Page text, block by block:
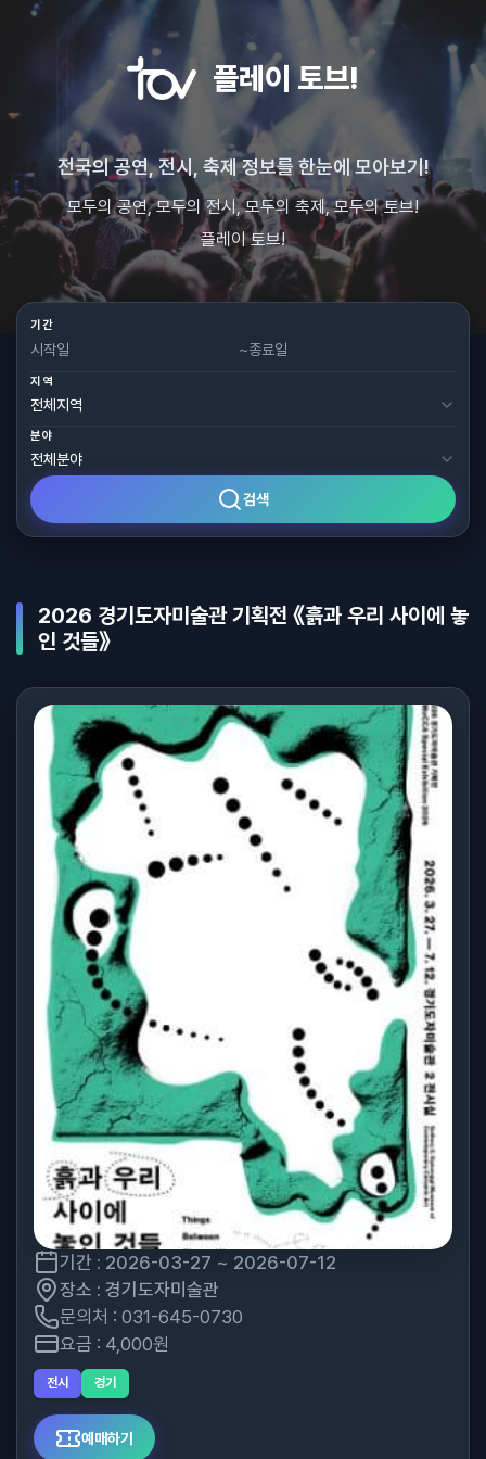
플레이 토브!
전국의 공연, 전시, 축제 정보를 한눈에 모아보기!
모두의 공연, 모두의 전시, 모두의 축제, 모두의 토브!
플레이 토브!
기간
~
지역
분야
검색
2026 경기도자미술관 기획전 《흙과 우리 사이에 놓
인 것들》
기간 : 2026-03-27 ~ 2026-07-12
장소 : 경기도자미술관
문의처 : 031-645-0730
요금 : 4,000원
전시 경기
예매하기